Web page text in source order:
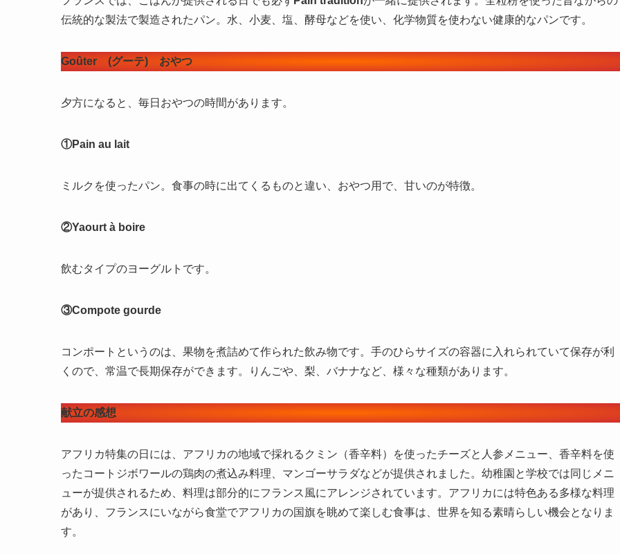
伝統的な製法で製造されたパン。水、小麦、塩、酵母などを使い、化学物質を使わない健康的なパンです。
Goûter (グーテ) おやつ
夕方になると、毎日おやつの時間があります。
①Pain au lait
ミルクを使ったパン。食事の時に出てくるものと違い、おやつ用で、甘いのが特徴。
②Yaourt à boire
飲むタイプのヨーグルトです。
③Compote gourde
コンポートというのは、果物を煮詰めて作られた飲み物です。手のひらサイズの容器に入れられていて保存が利
くので、常温で長期保存ができます。りんごや、梨、バナナなど、様々な種類があります。
献立の感想
アフリカ特集の日には、アフリカの地域で採れるクミン（香辛料）を使ったチーズと人参メニュー、香辛料を使
ったコートジボワールの鶏肉の煮込み料理、マンゴーサラダなどが提供されました。幼稚園と学校では同じメニ
ューが提供されるため、料理は部分的にフランス風にアレンジされています。アフリカには特色ある多様な料理
があり、フランスにいながら食堂でアフリカの国旗を眺めて楽しむ食事は、世界を知る素晴らしい機会となりま
す。